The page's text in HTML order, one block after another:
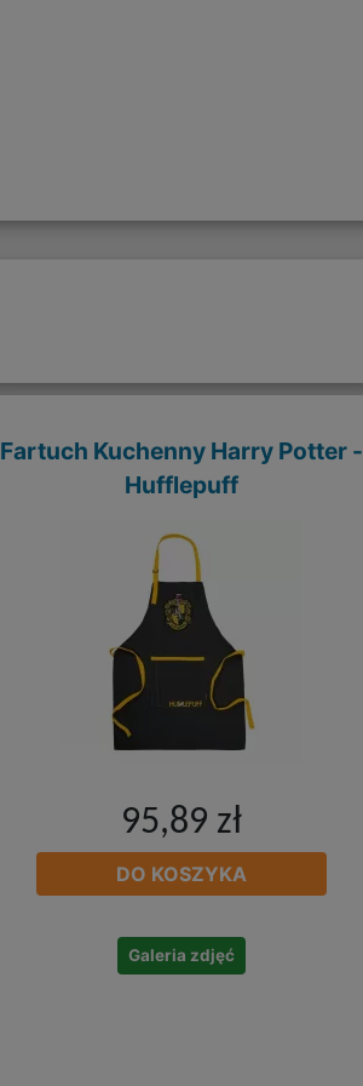
Fartuch Kuchenny Harry Potter -
Hufflepuff
95,89 zł
DO KOSZYKA
Galeria zdjęć